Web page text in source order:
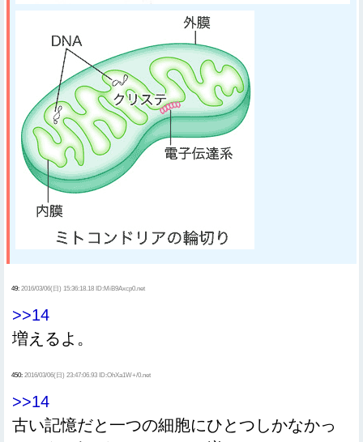
49: 2016/03/06(日) 15:36:18.18 ID:MiB9Axcp0.net
>>14
増えるよ。
450: 2016/03/06(日) 23:47:06.93 ID:OhXa1W+/0.net
>>14
古い記憶だと一つの細胞にひとつしかなかっ